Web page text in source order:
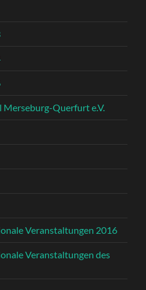
Merseburg-Querfurt e.V.
Veranstaltungen 2016
Veranstaltungen des